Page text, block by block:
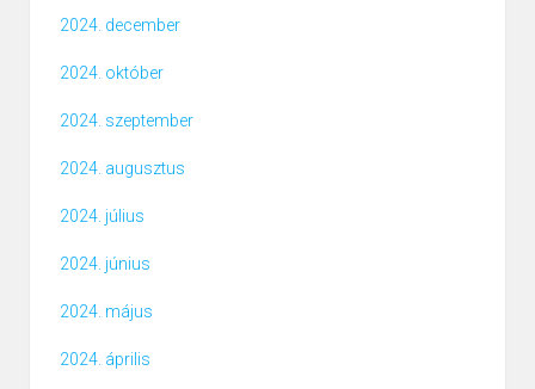
2024. december
2024. október
2024. szeptember
2024. augusztus
2024. július
2024. június
2024. május
2024. április